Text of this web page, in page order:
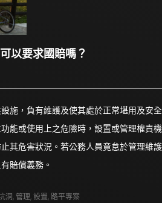
以要求國賠嗎？
施，負有維護及使其處於正常堪用及安全
能或使用上之危險時，設置或管理權責機
其危害狀況。若公務人員竟怠於管理維護
賠償義務。
洞, 管理,設置,路平專案